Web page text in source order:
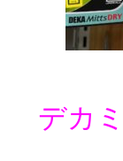
デカ